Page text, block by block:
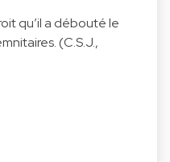
qu’il a débouté le
(C.S.J.,